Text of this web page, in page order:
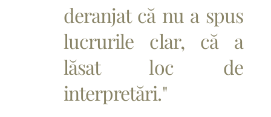
deranjat că nu a spus
lucrurile clar, că a
lăsat loc de
interpretări."